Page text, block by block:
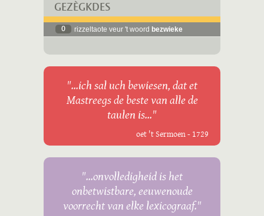
GEZÈGKDES
0 rizzeltaote veur 't woord bezwieke
"...ich sal uch bewiesen, dat et
Mastreegs de beste van alle de
taulen is..."
oet 't Sermoen - 1729
"...onvolledigheid is het
onbetwistbare, eeuwenoude
voorrecht van elke lexicograaf."